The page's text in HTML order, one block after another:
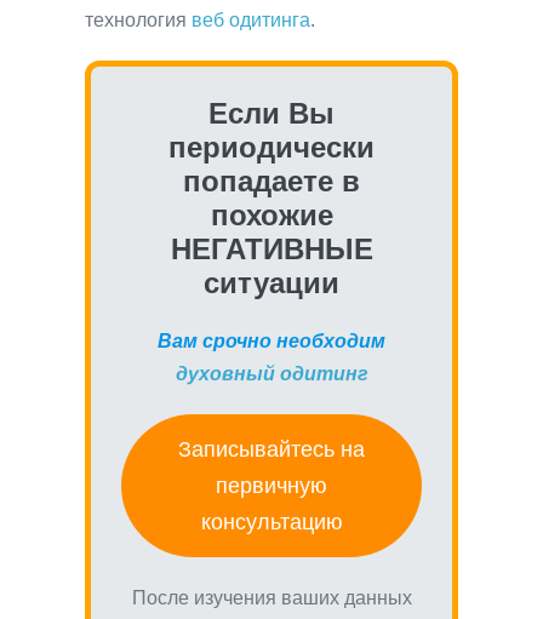
технология веб одитинга.
Если Вы
периодически
попадаете в
похожие
НЕГАТИВНЫЕ
ситуации
Вам срочно необходим
духовный одитинг
Записывайтесь на
первичную
консультацию
После изучения ваших данных